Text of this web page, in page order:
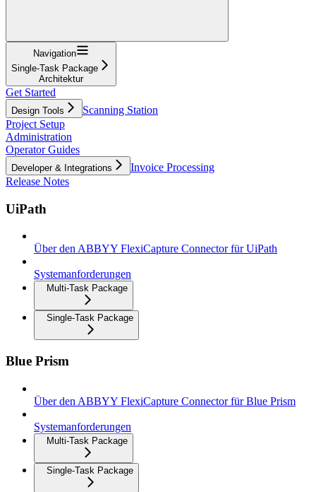
Navigation
Single-Task Package
Architektur
Get Started
Design Tools
Scanning Station
Project Setup
Administration
Operator Guides
Developer & Integrations
Invoice Processing
Release Notes
UiPath
Über den ABBYY FlexiCapture Connector für UiPath
Systemanforderungen
Multi-Task Package
Single-Task Package
Blue Prism
Über den ABBYY FlexiCapture Connector für Blue Prism
Systemanforderungen
Multi-Task Package
Single-Task Package